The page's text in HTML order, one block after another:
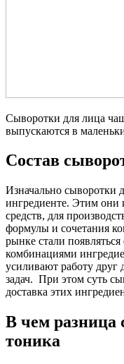
Сыворотки для лица
выпускаются в
Состав
Изначально сыворотки
ингредиенте. Этим они
средств, для
формулы и сочетания
рынке стали
комбинациями
усиливают работу друг
задач. При этом суть
доставка этих
В чем разница
тоника